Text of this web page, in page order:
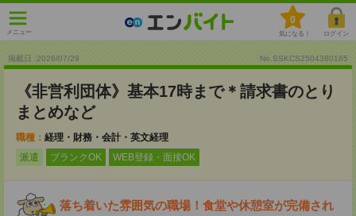
メニュー
0
気になる！ ログイン
掲載日 :2026/07/29 No.SSKCS2504380165
《非営利団体》基本17時まで＊請求書のとり
まとめなど
職種： 経理・財務・会計・英文経理
派遣
ブランクOK WEB登録・面接OK
落ち着いた雰囲気の職場！食堂や休憩室が完備され